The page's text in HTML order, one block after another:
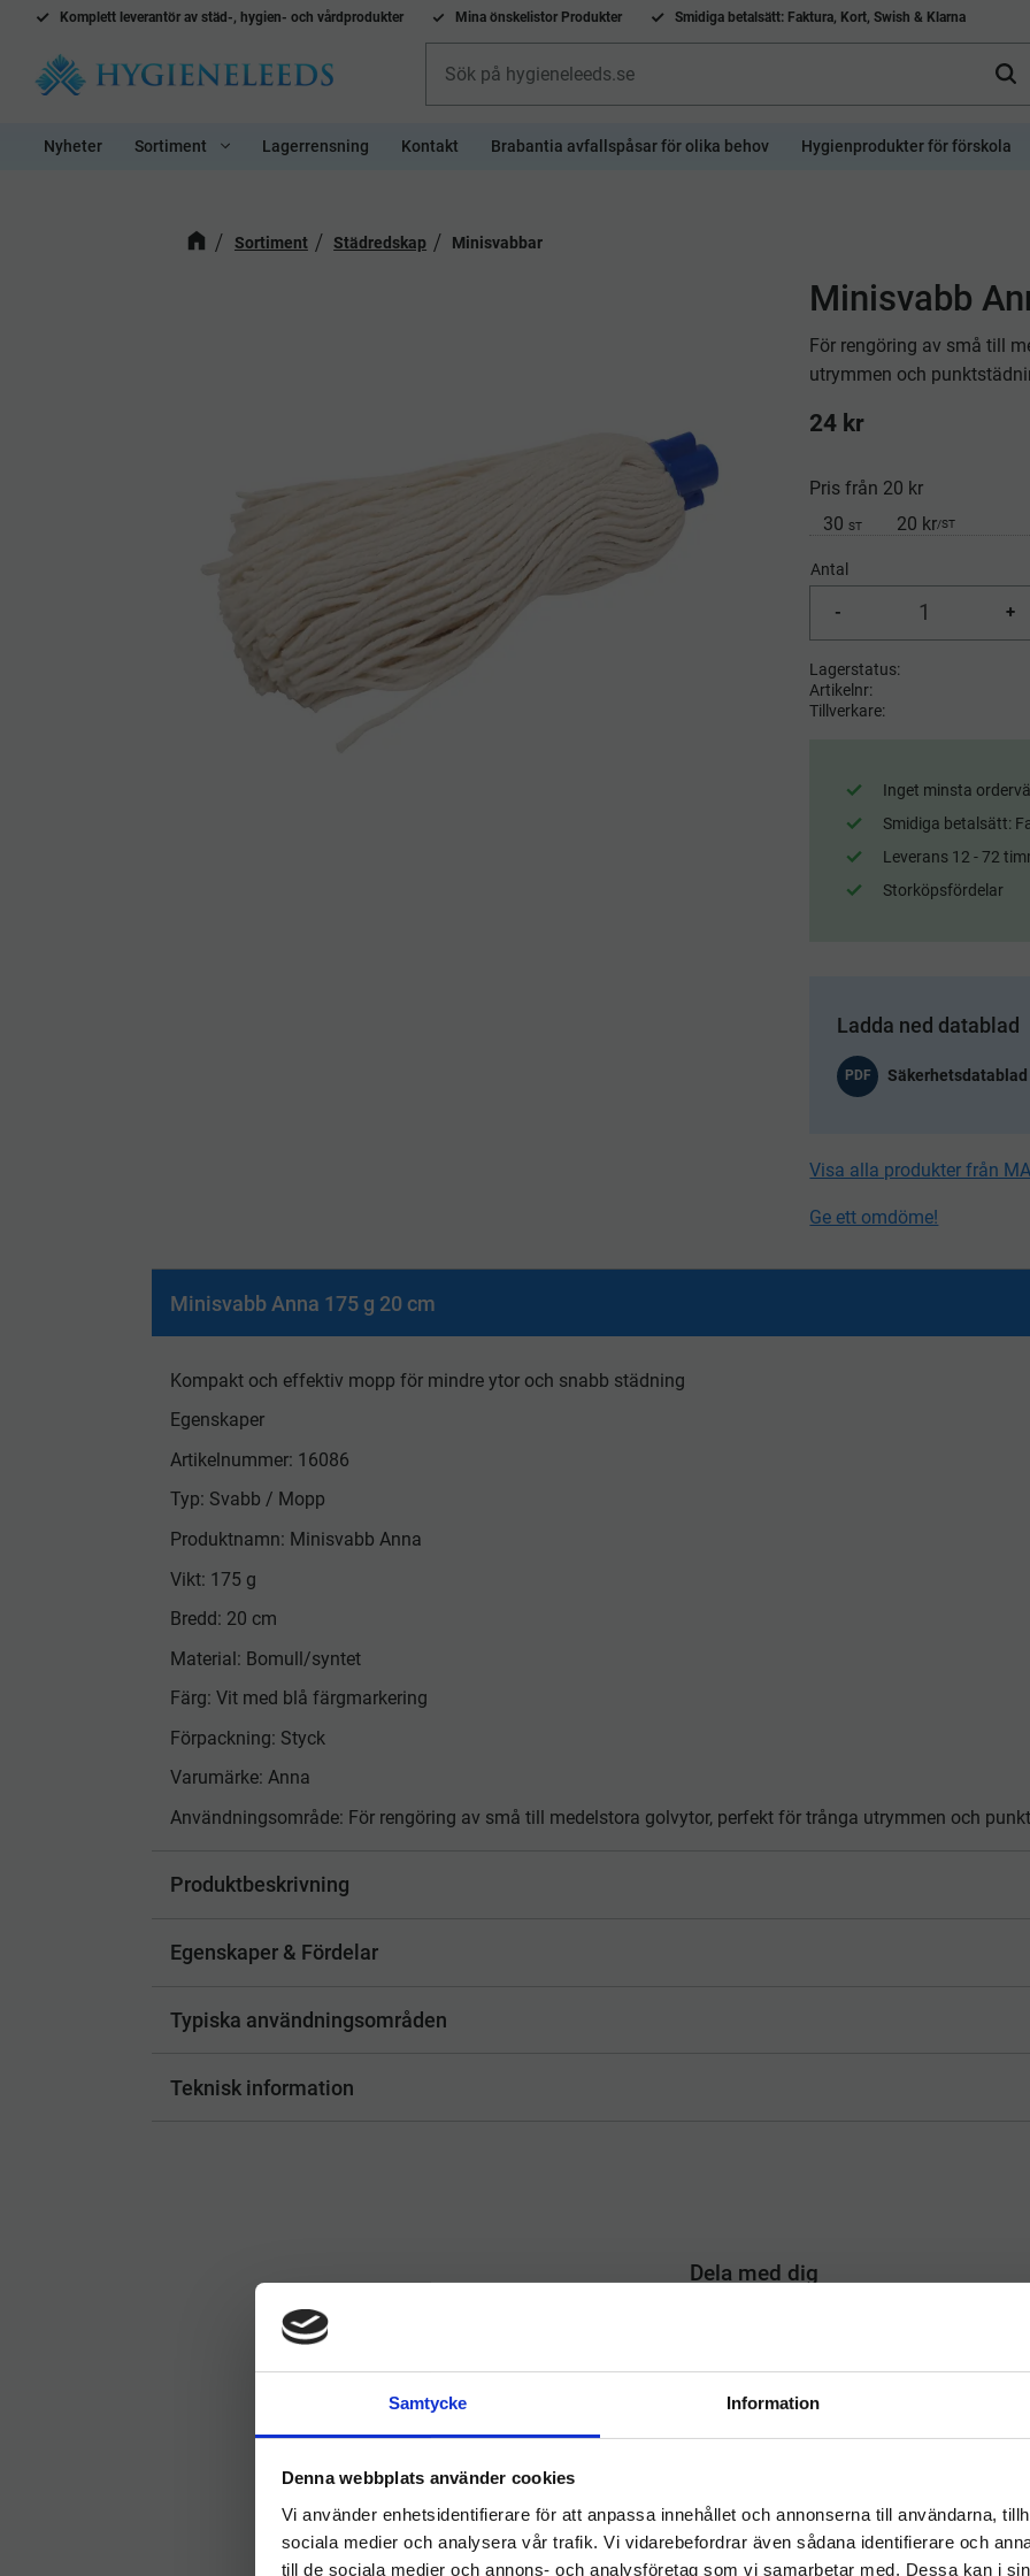
Samtycke Information
Denna webbplats använder cookies
Vi använder enhetsidentifierare för att anpassa innehållet och annonserna till användarna,
sociala medier och analysera vår trafik. Vi vidarebefordrar även sådana identifierare och
till de sociala medier och annons- och analysföretag som vi samarbetar med. Dessa kan i
Komplett leverantör av städ-, hygien- och vårdprodukter Mina önskelistor Produkter Smidiga betalsätt: Faktura, Kort, Swish & Klarna
Nyheter Sortiment Lagerrensning Kontakt Brabantia avfallspåsar för olika behov Hygienprodukter för förskola
Sortiment Städredskap Minisvabbar
Minisvabb
För rengöring av små till
utrymmen och
24 kr
Pris från 20 kr
30 ST 20 kr/ST
Antal
+
-
Lagerstatus
Artikelnr
Tillverkare
Inget minsta
Smidiga betalsätt:
Leverans 12 - 72
Storköpsfördelar
Ladda ned datablad
PDF
Visa alla produkter från
Ge ett omdöme!
Minisvabb Anna 175 g 20 cm
Kompakt och effektiv mopp för mindre ytor och snabb städning
Egenskaper
Artikelnummer: 16086
Typ: Svabb / Mopp
Produktnamn: Minisvabb Anna
Vikt: 175 g
Bredd: 20 cm
Material: Bomull/syntet
Färg: Vit med blå färgmarkering
Förpackning: Styck
Varumärke: Anna
Användningsområde: För rengöring av små till medelstora golvytor, perfekt för trånga utrymmen och
Produktbeskrivning
Egenskaper & Fördelar
Typiska användningsområden
Teknisk information
Dela med dig
b
o
o
k
t
e
r
e
d
I
n
e
s
Omdömen
Du
hygieneleeds.se
Vill du handla som företag eller privatperson?